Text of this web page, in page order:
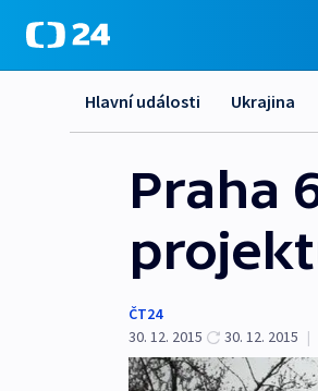
Hlavní události Ukrajina
Praha
ČT24
30. 12. 2015
30. 12. 2015 |